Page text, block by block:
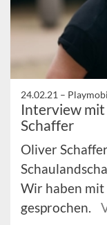
24.02.21 –
Interview
Schaffer
Oliver
Wir haben mit
gesprochen.